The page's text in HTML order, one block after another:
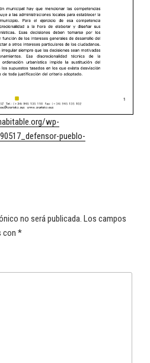
wp-
pueblo-
no será publicada. Los campos
con *